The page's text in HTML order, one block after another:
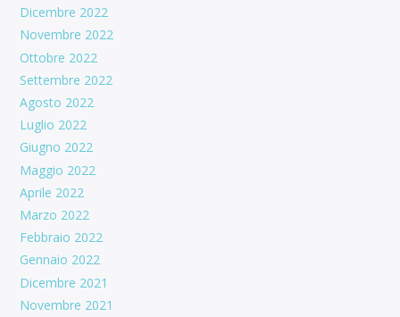
Dicembre 2022
Novembre 2022
Ottobre 2022
Settembre 2022
Agosto 2022
Luglio 2022
Giugno 2022
Maggio 2022
Aprile 2022
Marzo 2022
Febbraio 2022
Gennaio 2022
Dicembre 2021
Novembre 2021